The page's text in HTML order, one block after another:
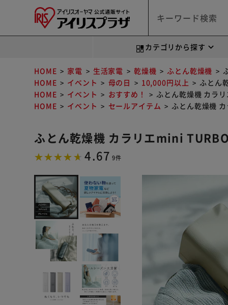
カテゴリから探す
HOME 家電 生活家電 乾燥機 ふとん乾燥機
HOME
イベント 母の日 10,000円以上
ふとん
HOME
イベント おすすめ！
ふとん乾燥機 カラ
HOME
イベント セールアイテム ふとん乾燥機
ふとん乾燥機 カラリエmini
4.67 9件